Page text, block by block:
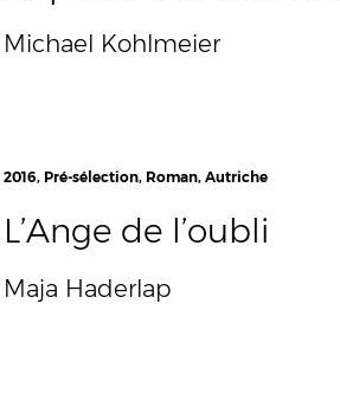
Michael Kohlmeier
2016, Pré-sélection, Roman, Autriche
L’Ange de l’oubli
Maja Haderlap